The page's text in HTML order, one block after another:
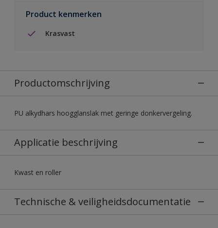
Product kenmerken
Krasvast
Productomschrijving
PU alkydhars hoogglanslak met geringe donkervergeling.
Applicatie beschrijving
Kwast en roller
Technische & veiligheidsdocumentatie